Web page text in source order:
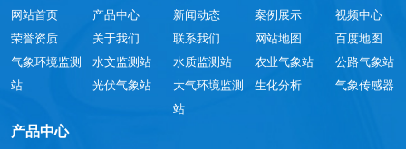
网站首页 产品中心 新闻动态 案例展示
视频中心
荣誉资质
关于我们 联系我们 网站地图
百度地图
气象环境监测
站
水文监测站 水质监测站 农业气象站
公路气象站
光伏气象站
大气环境监测
站
生化分析 气象传感器
产品中心